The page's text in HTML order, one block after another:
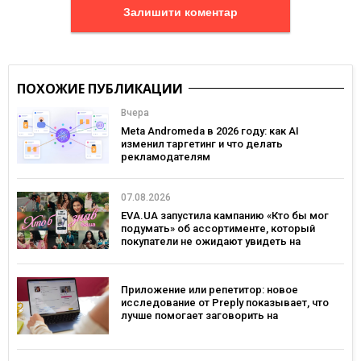
Залишити коментар
ПОХОЖИЕ ПУБЛИКАЦИИ
Вчера
Meta Andromeda в 2026 году: как AI
изменил таргетинг и что делать
рекламодателям
07.08.2026
EVA.UA запустила кампанию «Кто бы мог
подумать» об ассортименте, который
покупатели не ожидают увидеть на
Приложение или репетитор: новое
исследование от Preply показывает, что
лучше помогает заговорить на